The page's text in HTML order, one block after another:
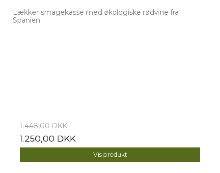
Lækker smagekasse med økologiske rødvine fra
Spanien
1.448,00 DKK
1.250,00 DKK
Vis produkt